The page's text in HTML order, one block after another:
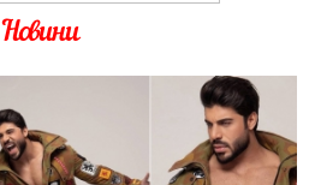
Новини